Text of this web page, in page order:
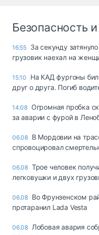
Безопасность
16:55 За секунду
грузовик наехал на
15:10
На КАД фургоны
друг о друга. Погиб
14:08 Огромная пробка
за аварии с фурой в
06.08 В Мордовии на
спровоцировал
06.08 Трое человек
легковушки и двух
06.08 Во Фрунзенском
протаранил Lada Vesta
06.08 Лобовая авария